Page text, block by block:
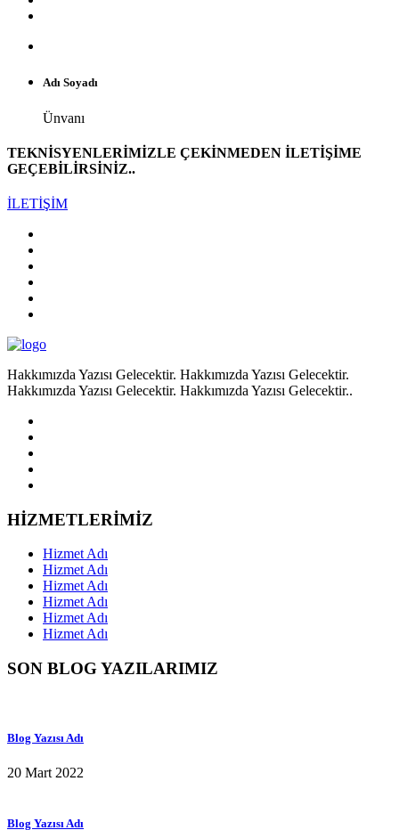
Adı Soyadı
Ünvanı
TEKNİSYENLERİMİZLE ÇEKİNMEDEN İLETİŞİME
GEÇEBİLİRSİNİZ..
İLETİŞİM
Hakkımızda Yazısı Gelecektir. Hakkımızda Yazısı Gelecektir.
Hakkımızda Yazısı Gelecektir. Hakkımızda Yazısı Gelecektir..
HİZMETLERİMİZ
Hizmet Adı
Hizmet Adı
Hizmet Adı
Hizmet Adı
Hizmet Adı
Hizmet Adı
SON BLOG YAZILARIMIZ
Blog Yazısı Adı
20 Mart 2022
Blog Yazısı Adı